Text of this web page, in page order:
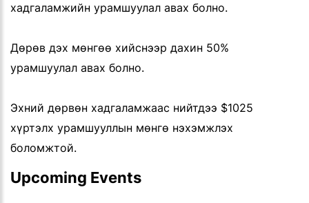
хадгаламжийн урамшуулал авах болно.
Дөрөв дэх мөнгөө хийснээр дахин 50%
урамшуулал авах болно.
Эхний дөрвөн хадгаламжаас нийтдээ $1025
хүртэлх урамшууллын мөнгө нэхэмжлэх
боломжтой.
Upcoming Events